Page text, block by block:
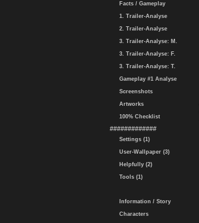
Facts / Gameplay
1. Trailer-Analyse
2. Trailer-Analyse
3. Trailer-Analyse: M.
3. Trailer-Analyse: F.
3. Trailer-Analyse: T.
Gameplay #1 Analyse
Screenshots
Artworks
100% Checklist
#############
Settings (1)
User-Wallpaper (3)
Helpfully (2)
Tools (1)
Information / Story
Characters